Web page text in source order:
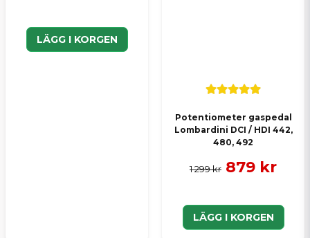
LÄGG I KORGEN
Potentiometer gaspedal
Lombardini DCI / HDI 442,
480, 492
1 299 kr 879 kr
LÄGG I KORGEN